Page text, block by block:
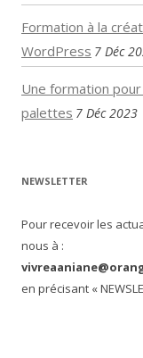
Formation à la
WordPress 7 Déc
Une formation
palettes 7 Déc 2023
NEWSLETTER
Pour recevoir les
nous à :
en précisant «